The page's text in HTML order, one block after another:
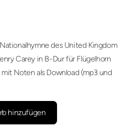
des United Kingdom
Carey in B-Dur für Flügelhorn
Noten als Download (mp3 und
hinzufügen